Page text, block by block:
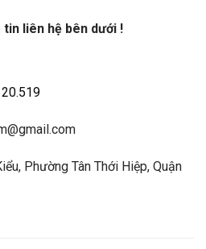
liên hệ bên dưới !
Phường Tân Thới Hiệp, Quận